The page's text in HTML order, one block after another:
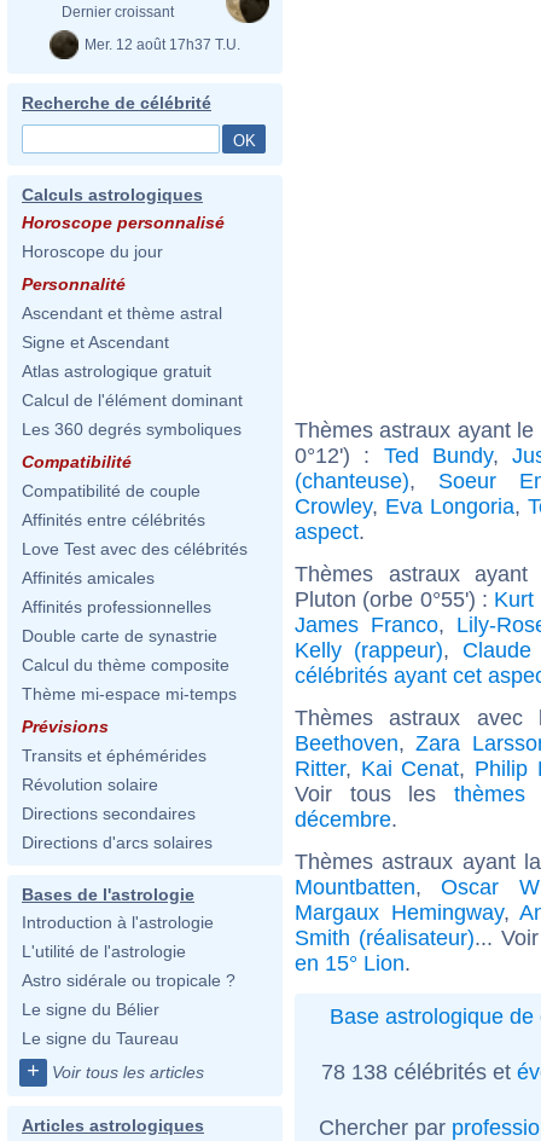
Dernier croissant
Mer. 12 août 17h37 T.U.
Recherche de célébrité
Calculs astrologiques
Horoscope personnalisé
Horoscope du jour
Personnalité
Ascendant et thème astral
Signe et Ascendant
Atlas astrologique gratuit
Calcul de l'élément dominant
Les 360 degrés symboliques
Compatibilité
Compatibilité de couple
Affinités entre célébrités
Love Test avec des célébrités
Affinités amicales
Affinités professionnelles
Double carte de synastrie
Calcul du thème composite
Thème mi-espace mi-temps
Prévisions
Transits et éphémérides
Révolution solaire
Directions secondaires
Directions d'arcs solaires
Bases de l'astrologie
Introduction à l'astrologie
L'utilité de l'astrologie
Astro sidérale ou tropicale ?
Le signe du Bélier
Le signe du Taureau
+ Voir tous les articles
Articles astrologiques
Thèmes astraux ayant
0°12') : Ted Bundy,
(chanteuse), Soeur
Crowley, Eva Longoria,
aspect.
Thèmes astraux
Pluton (orbe 0°55') : Kurt
James Franco, Lily-
Kelly (rappeur), Claude
célébrités ayant cet
Thèmes astraux
Beethoven,Zara
Ritter, Kai Cenat, Philip
Voir tous les
décembre.
Thèmes astraux ayant
Mountbatten,Oscar
Margaux Hemingway,
Smith (réalisateur)...
en 15° Lion.
Base astrologique de
78 138 célébrités et
Chercher par